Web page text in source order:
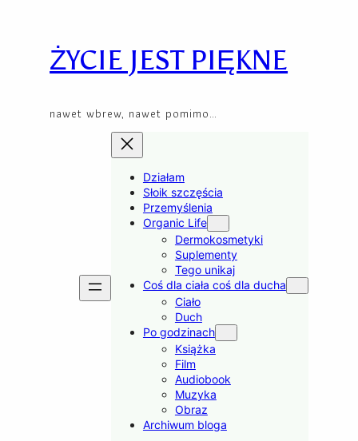
contentŻYCIE JEST PIĘKNE
nawet wbrew, nawet pomimo…
Działam
Słoik szczęścia
Przemyślenia
Organic Life
Dermokosmetyki
Suplementy
Tego unikaj
Coś dla ciała coś dla ducha
Ciało
Duch
Po godzinach
Książka
Film
Audiobook
Muzyka
Obraz
Archiwum bloga